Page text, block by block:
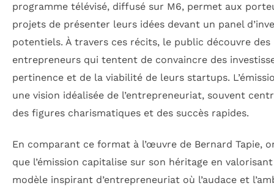
programme télévisé, diffusé sur M6, permet aux
projets de présenter leurs idées devant un panel
potentiels. À travers ces récits, le public découvre des
entrepreneurs qui tentent de convaincre des
pertinence et de la viabilité de leurs startups.
une vision idéalisée de l’entrepreneuriat, souvent
des figures charismatiques et des succès rapides.
En comparant ce format à l’œuvre de Bernard Tapie,
que l’émission capitalise sur son héritage en
modèle inspirant d’entrepreneuriat où l’audace et